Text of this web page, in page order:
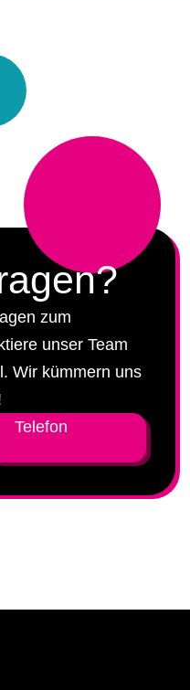
zum
unser Team
Wir kümmern uns
Telefon